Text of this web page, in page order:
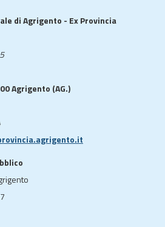
di Agrigento - Ex Provincia
Agrigento (AG.)